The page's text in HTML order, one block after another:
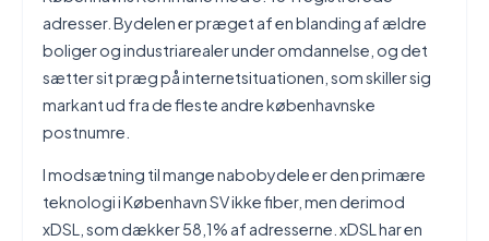
adresser. Bydelen er præget af en blanding af ældre
boliger og industriarealer under omdannelse, og det
sætter sit præg på internetsituationen, som skiller sig
markant ud fra de fleste andre københavnske
postnumre.
I modsætning til mange nabobydele er den primære
teknologi i København SV ikke fiber, men derimod
xDSL, som dækker 58,1% af adresserne. xDSL har en